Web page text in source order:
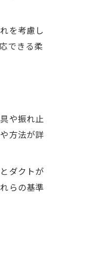
を考慮し
できる柔
や振れ止
方法が詳
ダクトが
らの基準